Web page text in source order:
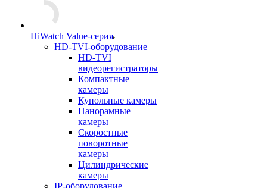
HiWatch Value-серия
HD-TVI-оборудование
HD-TVI
видеорегистраторы
Компактные
камеры
Купольные камеры
Панорамные
камеры
Скоростные
поворотные
камеры
Цилиндрические
камеры
IP-оборудование